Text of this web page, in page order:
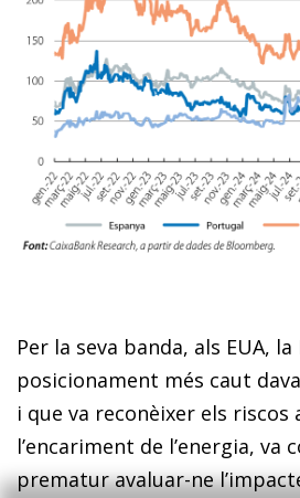
Per la seva banda, als EUA,
posicionament més caut
i que va reconèixer els riscos
l’encariment de l’energia, va
prematur avaluar-ne